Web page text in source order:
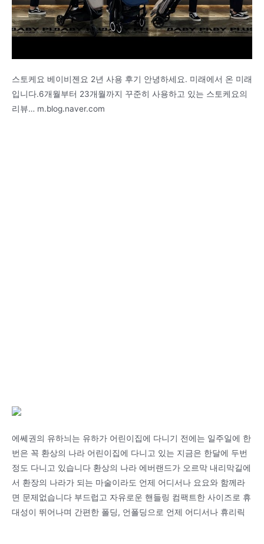
스토케요 베이비젠요 2년 사용 후기 안녕하세요. 미래에서 온 미래
입니다.6개월부터 23개월까지 꾸준히 사용하고 있는 스토케요의
리뷰… m.blog.naver.com
에쎄권의 유하늬는 유하가 어린이집에 다니기 전에는 일주일에 한
번은 꼭 환상의 나라 어린이집에 다니고 있는 지금은 한달에 두번
정도 다니고 있습니다 환상의 나라 에버랜드가 오르막 내리막길에
서 환장의 나라가 되는 마술이라도 언제 어디서나 요요와 함께라
면 문제없습니다 부드럽고 자유로운 핸들링 컴팩트한 사이즈로 휴
대성이 뛰어나며 간편한 폴딩, 언폴딩으로 언제 어디서나 휴리릭